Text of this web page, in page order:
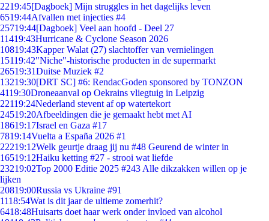
2219:45[Dagboek] Mijn struggles in het dagelijks leven
6519:44Afvallen met injecties #4
25719:44[Dagboek] Veel aan hoofd - Deel 27
11419:43Hurricane & Cyclone Season 2026
10819:43Kapper Walat (27) slachtoffer van vernielingen
15119:42"Niche"-historische producten in de supermarkt
26519:31Duitse Muziek #2
13219:30[DRT SC] #6: RendacGoden sponsored by TONZON
4119:30Droneaanval op Oekrains vliegtuig in Leipzig
22119:24Nederland stevent af op watertekort
24519:20Afbeeldingen die je gemaakt hebt met AI
18619:17Israel en Gaza #17
7819:14Vuelta a España 2026 #1
22219:12Welk geurtje draag jij nu #48 Geurend de winter in
16519:12Haiku ketting #27 - strooi wat liefde
23219:02Top 2000 Editie 2025 #243 Alle dikzakken willen op je
lijken
20819:00Russia vs Ukraine #91
1118:54Wat is dit jaar de ultieme zomerhit?
6418:48Huisarts doet haar werk onder invloed van alcohol